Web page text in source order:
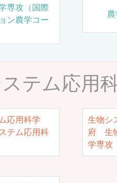
専攻（国際
ン農学コー
テム応用
応用科学
テム応用科
生物シ
府 生
学専攻